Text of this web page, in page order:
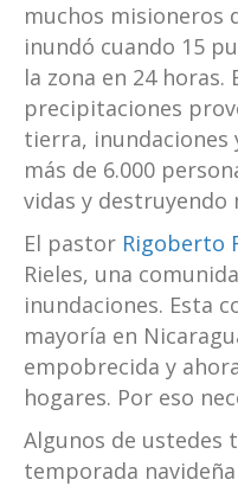
muchos misioneros
inundó cuando 15
la zona en 24 horas.
precipitaciones
tierra, inundaciones
más de 6.000
vidas y destruyendo
El pastor Rigoberto
Rieles, una
inundaciones. Esta
mayoría en
empobrecida y
hogares. Por eso
Algunos de ustedes
temporada